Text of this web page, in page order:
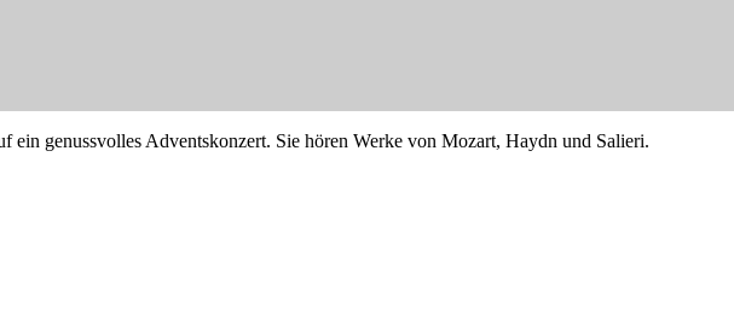
ein genussvolles Adventskonzert. Sie hören Werke von Mozart, Haydn und Salieri.